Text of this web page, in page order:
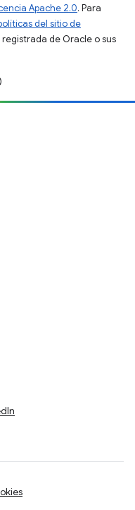
Apache 2.0. Para
del sitio de
de Oracle o sus